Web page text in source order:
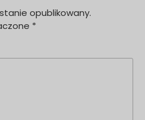
opublikowany.
*